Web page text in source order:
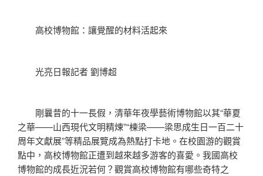
高校博物館：讓覺醒的材料活起來
光亮日報記者 劉博超
剛曩昔的十一長假，清華年夜學藝術博物館以其“華夏
之華——山西現代文明精煉”“棟梁——梁思成生日一百二十
周年文獻展”等精品展覽成為熱點打卡地。在校園游的觀賞
點中，高校博物館正遭到越來越多游客的喜愛。我國高校
博物館的成長近況若何？觀賞高校博物館有哪些奇特之